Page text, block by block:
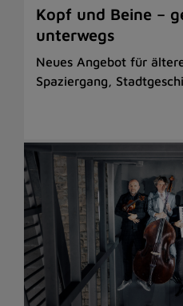
Kopf und Beine –
unterwegs
Neues Angebot für
Spaziergang,